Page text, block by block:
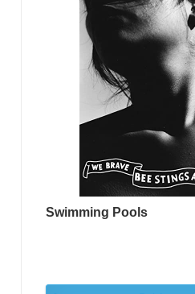
Swimming Pools